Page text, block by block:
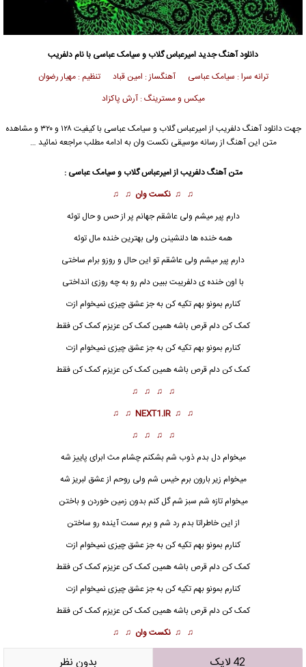
دانلود آهنگ جدیدامیرعباس گلاب و سیامک عباسی با نام دلفریب
ترانه سرا : سیامک عباسی آهنگساز : امین قباد تنظیم : مهیار رضوان
میکس و مسترینگ : آرش پاکزاد
جهت دانلود آهنگ دلفریب از امیرعباس گلاب
و سیامک عباسی با کیفیت ۱۲۸ و ۳۲۰ و مشاهده
متن این آهنگ از رسانه موسیقی نکست وان به ادامه مطلب مراجعه نمائید …
متن آهنگ دلفریب از امیرعباس گلاب و سیامک عباسی :
♫ ♫ نکست وان ♫ ♫
دارم پیر میشم ولی عاشقم جهانم پر از حس و حال توئه
همه خنده ها دلنشینن ولی بهترین خنده مال توئه
دارم پیر میشم ولی عاشقم تو این حال و روزو برام ساختی
با اون خنده ی دلفریبت ببین دلم رو به چه روزی انداختی
کنارم بمونو بهم تکیه کن به جز عشق چیزی نمیخوام ازت
کمک کن دلم قرص باشه همین کمک کن عزیزم کمک کن فقط
کنارم بمونو بهم تکیه کن به جز عشق چیزی نمیخوام ازت
کمک کن دلم قرص باشه همین کمک کن عزیزم کمک کن فقط
♫ ♫ ♫ ♫
♫ ♫
NEXT1.IR
♫ ♫
♫ ♫ ♫ ♫
میخوام دل بدم ذوب شم بشکنم چشام مث ابرای پاییز شه
میخوام زیر بارون برم خیس شم ولی روحم از عشق لبریز شه
میخوام تازه شم سبز شم گل کنم بدون زمین خوردن و باختن
از این خاطراتا بدم رد شم و برم سمت آینده رو ساختن
کنارم بمونو بهم تکیه کن به جز عشق چیزی نمیخوام ازت
کمک کن دلم قرص باشه همین کمک کن عزیزم کمک کن فقط
کنارم بمونو بهم تکیه کن به جز عشق چیزی نمیخوام ازت
کمک کن دلم قرص باشه همین کمک کن عزیزم کمک کن فقط
♫ ♫ نکست وان ♫ ♫
42 لایک بدون نظر